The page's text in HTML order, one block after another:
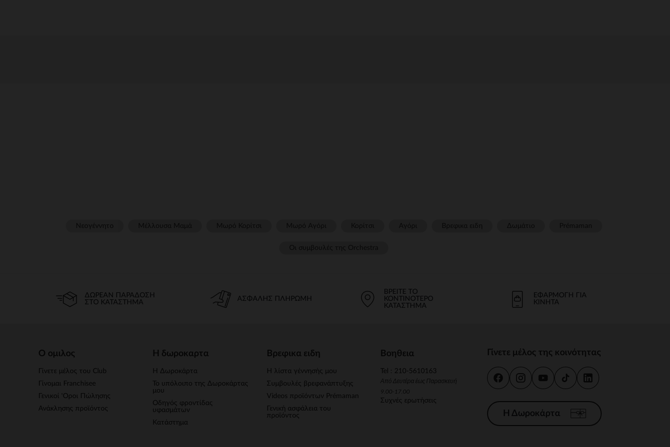
ΔΩΡΕΆΝ ΠΑΡΆΔΟΣΗ
ΣΤΟ ΚΑΤΆΣΤΗΜΑ
ΑΣΦΑΛΉΣ ΠΛΗΡΩΜΉ
ΒΡΕΊΤΕ ΤΟ
ΚΟΝΤΙΝΌΤΕΡΟ
ΚΑΤΆΣΤΗΜΑ
ΕΦΑΡΜΟΓΉ ΓΙΑ
ΚΙΝΗΤΆ
Ο ομιλος
Γίνετε μέλος του Club
Γίνομαι Franchisee
Γενικοί 'Οροι Πώλησης
Ανάκλησης προϊόντος
Η δωροκαρτα
Η Δωροκάρτα
Το υπόλοιπο της Δωροκάρτας
μου
Οδηγός φροντίδας
υφασμάτων
Κατάστημα
Βρεφικα ειδη
Η λίστα γέννησής μου
Συμβουλές βρεφανάπτυξης
Videos προϊόντων Prémaman
Γενική ασφάλεια του
προϊόντος
Βοηθεια
Tel : 210-5610163
Από Δευτέρα έως Παρασκευή
9.00-17.00
Συχνές ερωτήσεις
Γίνετε μέλος της κοινότητας
Η Δωροκάρτα